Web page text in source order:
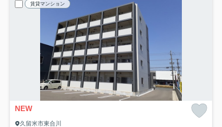
賃貸マンション
NEW
久留米市東合川